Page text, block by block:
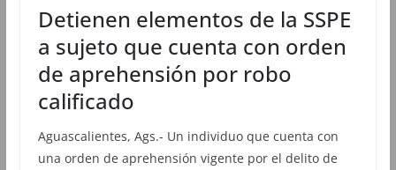
Detienen elementos de la SSPE
a sujeto que cuenta con orden
de aprehensión por robo
calificado
Aguascalientes, Ags.- Un individuo que cuenta con
una orden de aprehensión vigente por el delito de